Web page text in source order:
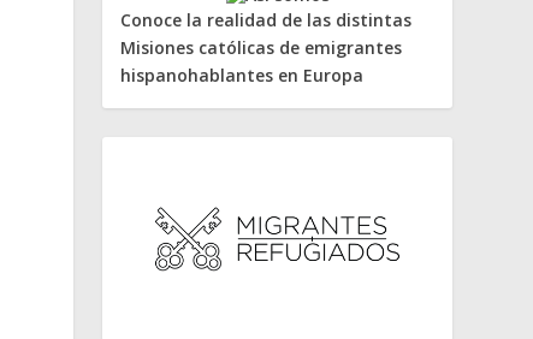
Conoce la realidad de las distintas
Misiones católicas de emigrantes
hispanohablantes en Europa